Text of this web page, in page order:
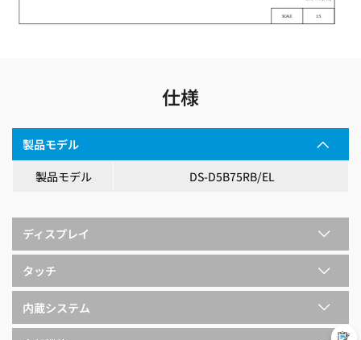
仕様
製品モデル
製品モデル DS-D5B75RB/EL
ディスプレイ
タッチ
内蔵システム